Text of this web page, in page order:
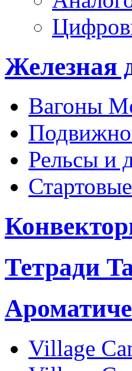
Железная
Вагоны
Рельсы и
Тетради
Village